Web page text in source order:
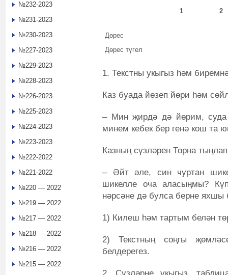
1 2
Дөрес
Дөрес түгел
1. Текстны укыгыз һәм
Каз буада йөзеп йөри һәм
– Мин җирдә дә йөрим, суда
минем кебек бер генә кош та
Казның сүзләрен Торна
– Әйт әле, син чуртан
шикелле оча аласыңмы?
нәрсәне дә булса берне
1) Килеш һәм тартым белән
2) Текстның соңгы
белдерегез.
2. Сүзләрне укыгыз,
№232-2023
№231-2023
№230-2023
№227-2023
№229-2023
№228-2023
№226-2023
№225-2023
№224-2023
№223-2023
№222-2022
№221-2022
№220 — 2022
№219 — 2022
№217 — 2022
№218 — 2022
№216 — 2022
№215 — 2022